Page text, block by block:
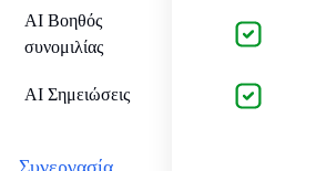
AI Βοηθός
συνομιλίας
AI Σημειώσεις
Συνεργασία